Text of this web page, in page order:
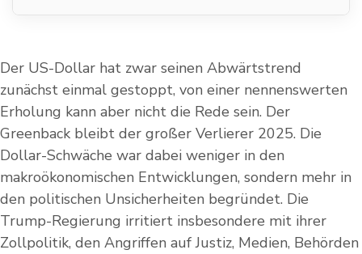
Der US-Dollar hat zwar seinen Abwärtstrend
zunächst einmal gestoppt, von einer nennenswerten
Erholung kann aber nicht die Rede sein. Der
Greenback bleibt der großer Verlierer 2025. Die
Dollar-Schwäche war dabei weniger in den
makroökonomischen Entwicklungen, sondern mehr in
den politischen Unsicherheiten begründet. Die
Trump-Regierung irritiert insbesondere mit ihrer
Zollpolitik, den Angriffen auf Justiz, Medien, Behörden